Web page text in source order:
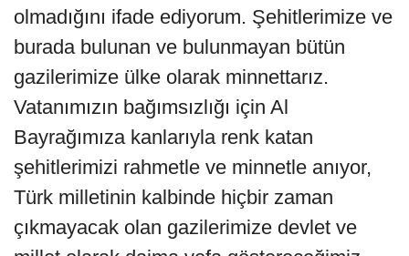
olmadığını ifade ediyorum. Şehitlerimize ve
burada bulunan ve bulunmayan bütün
gazilerimize ülke olarak minnettarız.
Vatanımızın bağımsızlığı için Al
Bayrağımıza kanlarıyla renk katan
şehitlerimizi rahmetle ve minnetle anıyor,
Türk milletinin kalbinde hiçbir zaman
çıkmayacak olan gazilerimize devlet ve